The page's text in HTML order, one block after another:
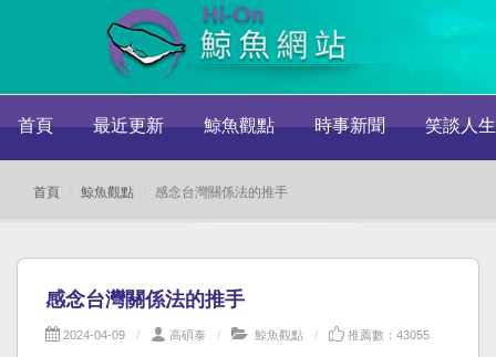
首頁 最近更新 鯨魚觀點 時事新聞 笑談人生
首頁 鯨魚觀點 感念台灣關係法的推手
感念台灣關係法的推手
2024-04-09 高碩泰 鯨魚觀點 推薦數：43055